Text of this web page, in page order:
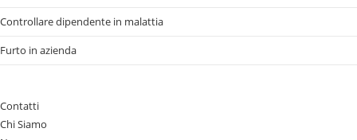
Controllare dipendente in malattia
Furto in azienda
Contatti
Chi Siamo